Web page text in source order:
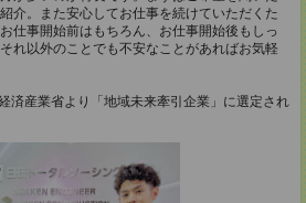
介。また安心してお仕事を続けていただくた
仕事開始前はもちろん、お仕事開始後もしっ
れ以外のことでも不安なことがあればお気軽
済産業省より「地域未来牽引企業」に選定され